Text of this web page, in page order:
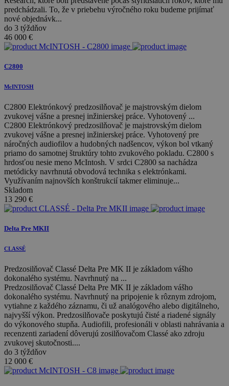
predchádzali. To, že v priebehu výročného roku budeme prijímať
nové objednávk...
do 3 týždňov
46 000 €
C2800
McINTOSH
C2800 Elektrónkový predzosilňovač je majstrovským dielom
zvukovej vášne a presnej inžinierskej práce. Vyhotovený ...
C2800 Elektrónkový predzosilňovač je majstrovským dielom
zvukovej vášne a presnej inžinierskej práce. Vyhotovený pre
náročných audiofilov a hudobných nadšencov, výkon bol vtkaný
priamo do samotnej štruktúry tohto zvukového pokladu. C2800 s
hrdosťou nesie meno McIntosh. V srdci C2800 sa nachádza
metódicky navrhnutá obvodová technika s elektrónkami.
Využívaním najnovších konštrukcií takmer eliminuje...
Skladom
13 290 €
Delta Pre MKII
CLASSÉ
Predzosilňovač Classé Delta Pre MK II je základom vášho
dokonalého systému. Navrhnutý na ...
Predzosilňovač Classé Delta Pre MK II je základom vášho
dokonalého systému. Navrhnutý na pripojenie k rôznym zdrojom,
vytiahne z každého záznamu, či už analógového alebo digitálneho,
najvyšší výkon. Predzosilňovače poskytujú čisté a riadené signály
do výkonového stupňa. Audiofili, profesionáli v oblasti nahrávania a
recenzenti zariadení dôverujú zosilňovačom Classé ako zdroju
zvukovej skutočnosti....
do 3 týždňov
12 000 €